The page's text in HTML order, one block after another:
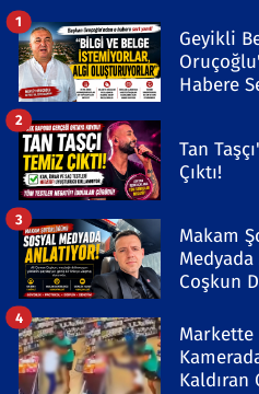
Geyikli
Habere
1
Tan
Çıktı!
2
Makam
Coşkun
3
Markette
Kaldıran
4